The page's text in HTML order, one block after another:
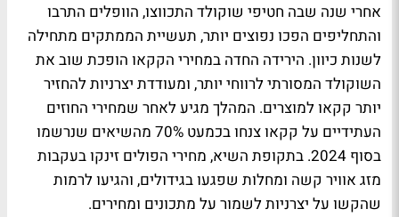
אחרי שנה שבה חטיפי שוקולד התכווצו, הוופלים התרבו
והתחליפים הפכו נפוצים יותר, תעשיית הממתקים מתחילה
לשנות כיוון. הירידה החדה במחירי הקקאו הופכת שוב את
השוקולד המסורתי לרווחי יותר, ומעודדת יצרניות להחזיר
יותר קקאו למוצרים. המהלך מגיע לאחר שמחירי החוזים
העתידיים על קקאו צנחו בכמעט 70% מהשיאים שנרשמו
בסוף 2024. בתקופת השיא, מחירי הפולים זינקו בעקבות
מזג אוויר קשה ומחלות שפגעו בגידולים, והגיעו לרמות
שהקשו על יצרניות לשמור על מתכונים ומחירים.